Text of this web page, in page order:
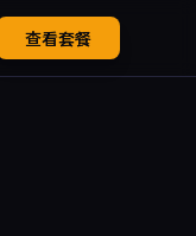
查看套餐